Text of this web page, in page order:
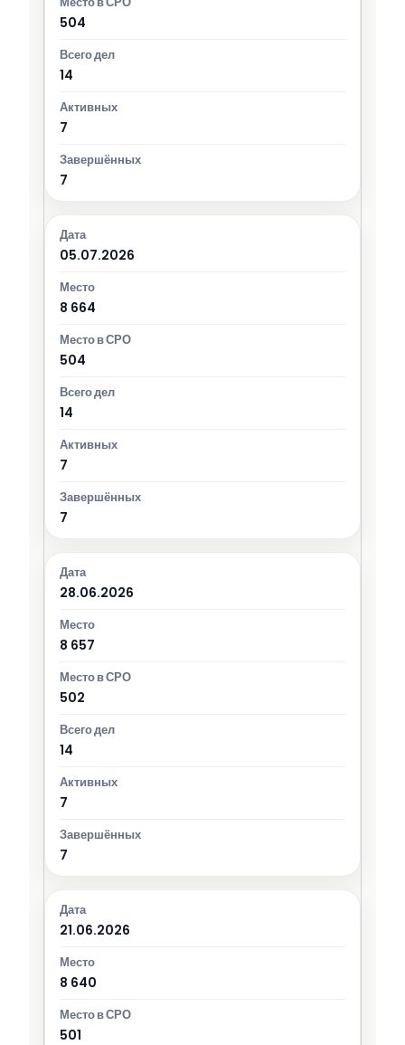
504
14
7
7
05.07.2026
8 664
504
14
7
7
28.06.2026
8 657
502
14
7
7
21.06.2026
8 640
501